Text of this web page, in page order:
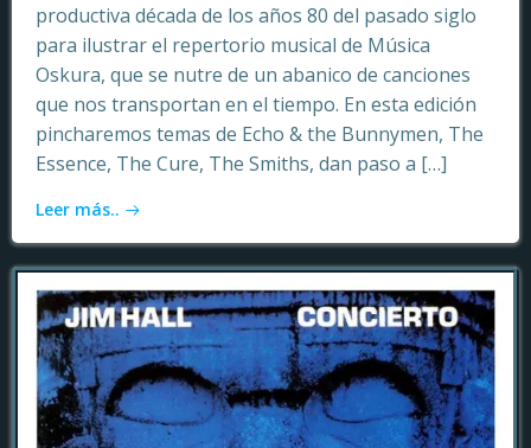
productiva década de los años 80 del pasado siglo
para ilustrar el repertorio musical de Música
Oskura, que se nutre de un abanico de canciones
que nos transportan en el tiempo. En esta edición
pincharemos temas de Echo & the Bunnymen, The
Essence, The Cure, The Smiths, dan paso a […]
Leer más..